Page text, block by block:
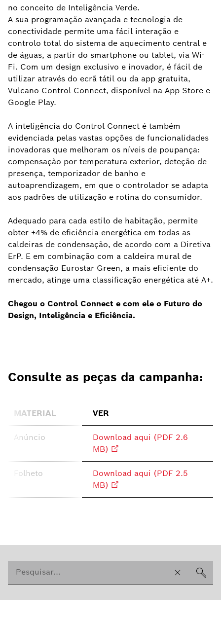
no conceito de Inteligência Verde.
A sua programação avançada e tecnologia de
conectividade permite uma fácil interação e
controlo total do sistema de aquecimento central e
de águas, a partir do smartphone ou tablet, via Wi-
Fi. Com um design exclusivo e inovador, é fácil de
utilizar através do ecrã tátil ou da app gratuita,
Vulcano Control Connect, disponível na App Store e
Google Play.
A inteligência do Control Connect é também
evidenciada pelas vastas opções de funcionalidades
inovadoras que melhoram os níveis de poupança:
compensação por temperatura exterior, deteção de
presença, temporizador de banho e
autoaprendizagem, em que o controlador se adapta
aos padrões de utilização e rotina do consumidor.
Adequado para cada estilo de habitação, permite
obter +4% de eficiência energética em todas as
caldeiras de condensação, de acordo com a Diretiva
ErP. E em combinação com a caldeira mural de
condensação Eurostar Green, a mais eficiente do
mercado, atinge uma classificação energética até A+.
Chegou o Control Connect e com ele o Futuro do
Design, Inteligência e Eficiência.
Consulte as peças da campanha:
MATERIAL VER
Anúncio
Download aqui (PDF 2.6
MB)
Folheto
Download aqui (PDF 2.5
MB)